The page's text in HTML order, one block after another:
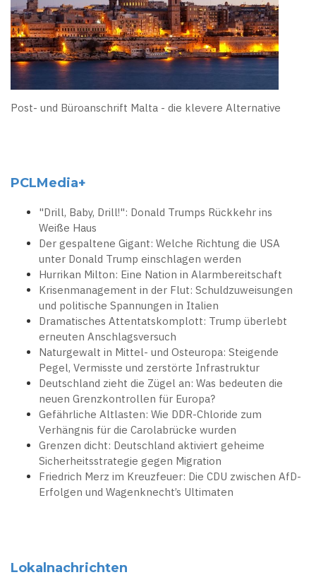
Post- und Büroanschrift Malta - die klevere Alternative
PCLMedia+
"Drill, Baby, Drill!": Donald Trumps Rückkehr ins
Weiße Haus
Der gespaltene Gigant: Welche Richtung die USA
unter Donald Trump einschlagen werden
Hurrikan Milton: Eine Nation in Alarmbereitschaft
Krisenmanagement in der Flut: Schuldzuweisungen
und politische Spannungen in Italien
Dramatisches Attentatskomplott: Trump überlebt
erneuten Anschlagsversuch
Naturgewalt in Mittel- und Osteuropa: Steigende
Pegel, Vermisste und zerstörte Infrastruktur
Deutschland zieht die Zügel an: Was bedeuten die
neuen Grenzkontrollen für Europa?
Gefährliche Altlasten: Wie DDR-Chloride zum
Verhängnis für die Carolabrücke wurden
Grenzen dicht: Deutschland aktiviert geheime
Sicherheitsstrategie gegen Migration
Friedrich Merz im Kreuzfeuer: Die CDU zwischen AfD-
Erfolgen und Wagenknecht’s Ultimaten
Lokalnachrichten